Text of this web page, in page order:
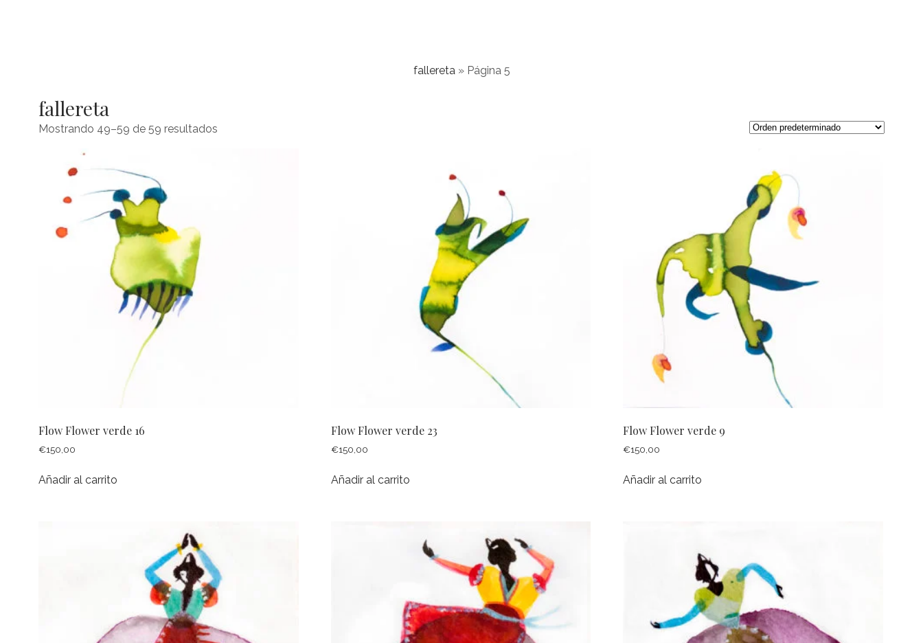
fallereta » Página 5
fallereta
Mostrando 49–59 de 59 resultados
Flow Flower verde 16
€150,00
Añadir al carrito
Flow Flower verde 23
€150,00
Añadir al carrito
Flow Flower verde 9
€150,00
Añadir al carrito